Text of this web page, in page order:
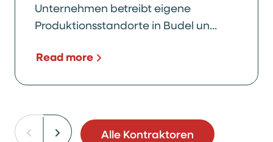
Unternehmen betreibt eigene
Produktionsstandorte in Budel un...
Read more
Alle Kontraktoren